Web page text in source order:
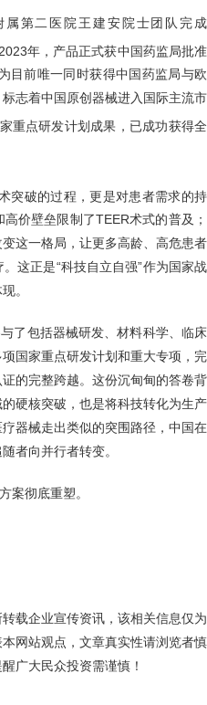
第二医院王建安院士团队完成
年，产品正式获中国药监局批准
目前唯一同时获得中国药监局与欧
志着中国原创器械进入国际主流市
重点研发计划成果，已成功获得全
突破的过程，更是对患者需求的持
价壁垒限制了TEER术式的普及；
这一格局，让更多高龄、高危患者
这正是“科技自立自强”作为国家战
。
包括器械研发、材料科学、临床
国家重点研发计划和重大专项，完
的完整跨越。这份沉甸甸的答卷背
硬核突破，也是将科技转化为生产
器械走出类似的突围路径，中国在
者向并行者转变。‌‌‌
彻底重塑。
载企业宣传资讯，该相关信息仅为
网站观点，文章真实性请浏览者慎
广大民众投资需谨慎！